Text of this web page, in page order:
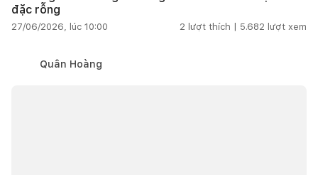
đặc rỗng
27/06/2026, lúc 10:00 2 lượt thích | 5.682 lượt xem
Quân Hoàng